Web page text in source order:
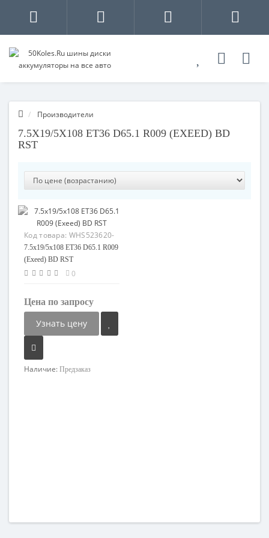
Производители
7.5X19/5X108 ET36 D65.1 R009 (EXEED) BD
RST
Код товара: WHS523620-
01
7.5x19/5x108 ET36 D65.1 R009
(Exeed) BD RST
0
Цена по запросу
Узнать цену
Наличие: Предзаказ